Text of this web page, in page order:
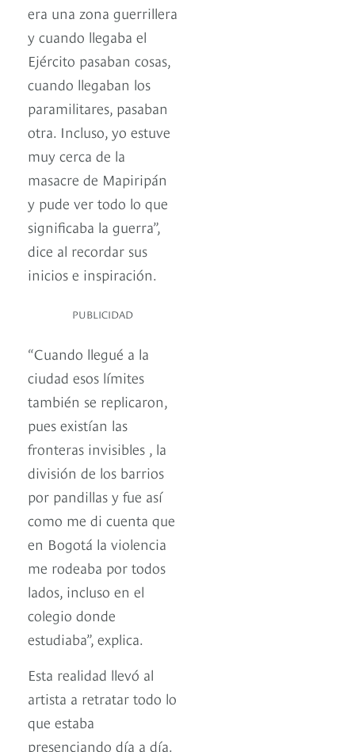
era una zona guerrillera
y cuando llegaba el
Ejército pasaban cosas,
cuando llegaban los
paramilitares, pasaban
otra. Incluso, yo estuve
muy cerca de la
masacre de Mapiripán
y pude ver todo lo que
significaba la guerra”,
dice al recordar sus
inicios e inspiración.
PUBLICIDAD
“Cuando llegué a la
ciudad esos límites
también se replicaron,
pues existían las
fronteras invisibles , la
división de los barrios
por pandillas y fue así
como me di cuenta que
en Bogotá la violencia
me rodeaba por todos
lados, incluso en el
colegio donde
estudiaba”, explica.
Esta realidad llevó al
artista a retratar todo lo
que estaba
presenciando día a día.